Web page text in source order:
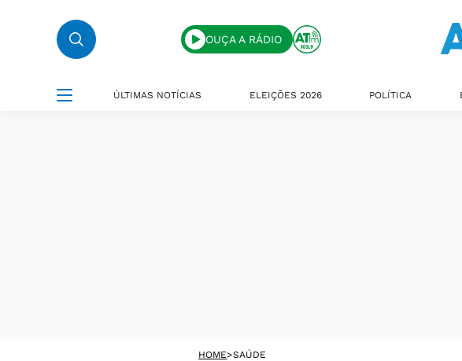
OUÇA A RÁDIO
ÚLTIMAS NOTÍCIAS ELEIÇÕES 2026 POLÍTICA
HOME>SAÚDE